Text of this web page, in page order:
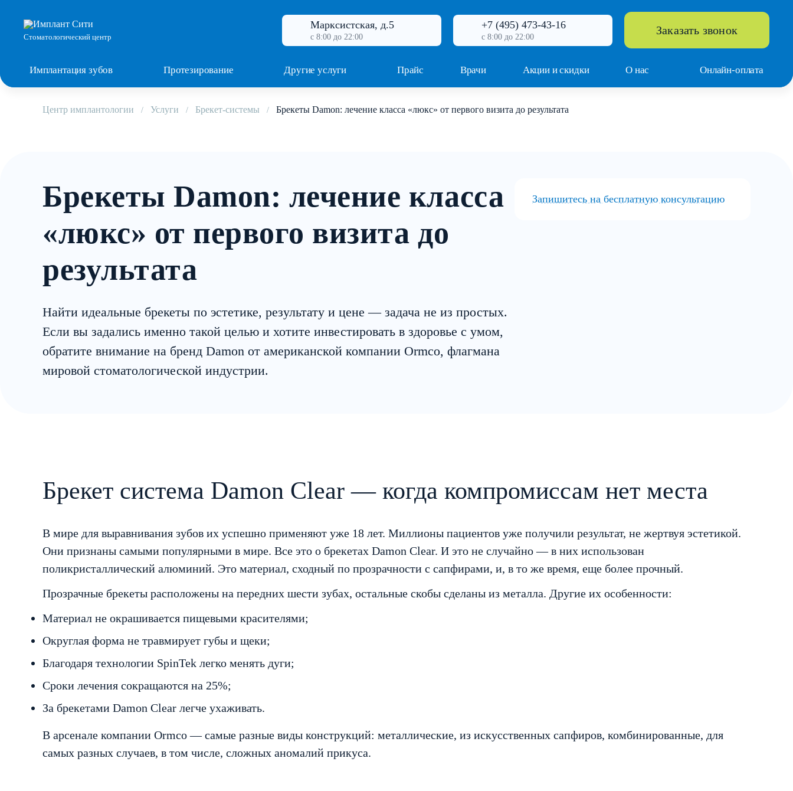
Стоматологический центр
Марксистская, д.5
с 8:00 до 22:00
+7 (495) 473-43-16
с 8:00 до 22:00 Заказать звонок
Имплантация зубов Протезирование Другие услуги Прайс Врачи Акции и скидки О нас Онлайн-оплата
Центр имплантологии Услуги Брекет-системы Брекеты Damon: лечение класса «люкс» от первого визита до результата
Брекеты Damon: лечение класса
«люкс» от первого визита до
результата
Найти идеальные брекеты по эстетике, результату и цене — задача не из простых.
Если вы задались именно такой целью и хотите инвестировать в здоровье с умом,
обратите внимание на бренд Damon от американской компании Ormco, флагмана
мировой стоматологической индустрии.
Запишитесь на бесплатную консультацию
Брекет система Damon Clear — когда компромиссам нет места
В мире для выравнивания зубов их успешно применяют уже 18 лет. Миллионы пациентов уже получили результат, не жертвуя эстетикой.
Они признаны самыми популярными в мире. Все это о брекетах Damon Clear. И это не случайно — в них использован
поликристаллический алюминий. Это материал, сходный по прозрачности с сапфирами, и, в то же время, еще более прочный.
Прозрачные брекеты расположены на передних шести зубах, остальные скобы сделаны из металла. Другие их особенности:
Материал не окрашивается пищевыми красителями;
Округлая форма не травмирует губы и щеки;
Благодаря технологии SpinTek легко менять дуги;
Сроки лечения сокращаются на 25%;
За брекетами Damon Clear легче ухаживать.
В арсенале компании Ormco — самые разные виды конструкций: металлические, из искусственных сапфиров, комбинированные, для
самых разных случаев, в том числе, сложных аномалий прикуса.